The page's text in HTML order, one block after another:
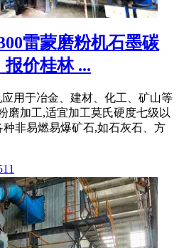
雷蒙磨粉机石墨碳
价桂林 ...
用于冶金、建材、化工、矿山等
磨加工,适宜加工莫氏硬度七级以
种非易燃易爆矿石,如石灰石、方